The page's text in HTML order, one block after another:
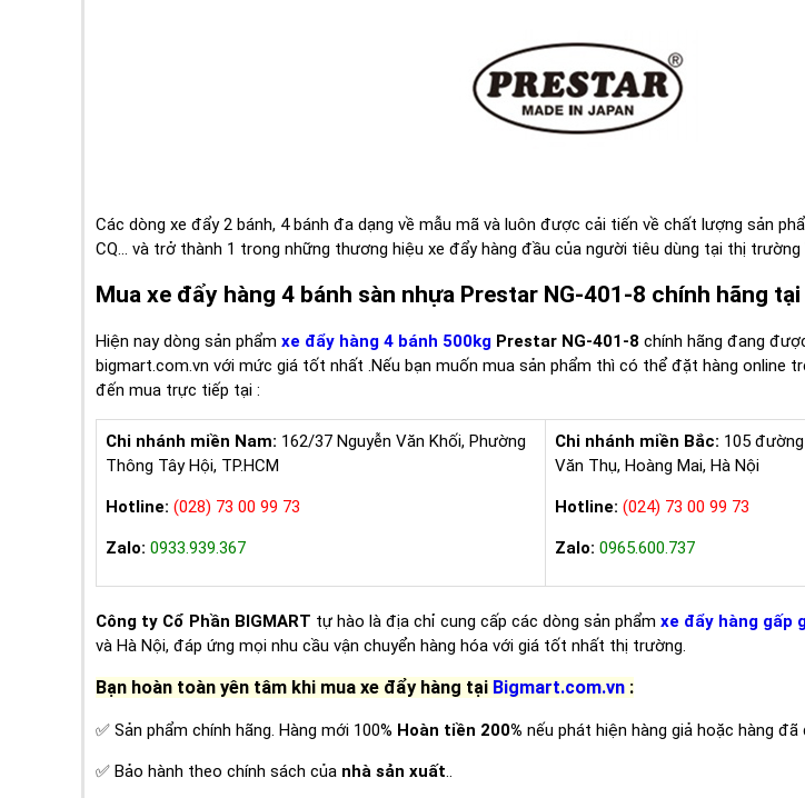
Các dòng xe đẩy 2 bánh, 4 bánh đa dạng về mẫu mã và luôn được cải tiến về chất lượng sản
CQ... và trở thành 1 trong những thương hiệu xe đẩy hàng đầu của người tiêu dùng tại thị trường
Mua xe đẩy hàng 4 bánh sàn nhựa Prestar NG-401-8 chính hãng tại
Hiện nay dòng sản phẩm xe đẩy hàng 4 bánh 500kg Prestar NG-401-8 chính hãng đang
bigmart.com.vn với mức giá tốt nhất .Nếu bạn muốn mua sản phẩm thì có thể đặt hàng online
đến mua trực tiếp tại :
Chi nhánh miền Nam: 162/37 Nguyễn Văn Khối, Phường
Thông Tây Hội, TP.HCM
Hotline: (028) 73 00 99 73
Zalo: 0933.939.367
Chi nhánh miền Bắc: 105
Văn Thụ, Hoàng Mai, Hà Nội
Hotline: (024) 73 00 99 73
Zalo: 0965.600.737
Công ty Cổ Phần BIGMART tự hào là địa chỉ cung cấp các dòng sản phẩm xe đẩy hàng gấp
và Hà Nội, đáp ứng mọi nhu cầu vận chuyển hàng hóa với giá tốt nhất thị trường.
Bạn hoàn toàn yên tâm khi mua xe đẩy hàng tại Bigmart.com.vn :
✅ Sản phẩm chính hãng. Hàng mới 100% Hoàn tiền 200% nếu phát hiện hàng giả hoặc hàng đã
✅ Bảo hành theo chính sách của nhà sản xuất